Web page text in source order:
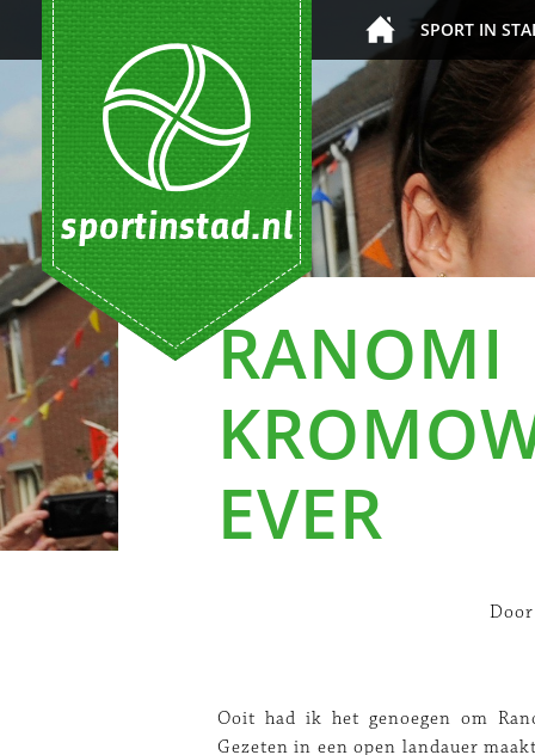
SPORT IN
RANOMI
EVER
Ooit had ik het genoegen om
Gezeten in een open landauer